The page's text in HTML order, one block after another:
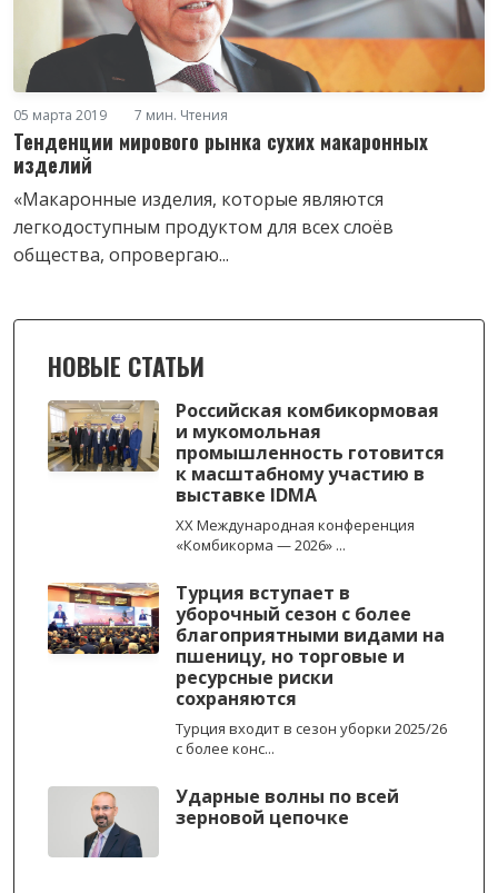
05 марта 2019 7 мин. Чтения
Тенденции мирового рынка сухих макаронных
изделий
«Макаронные изделия, которые являются
легкодоступным продуктом для всех слоёв
общества, опровергаю...
НОВЫЕ СТАТЬИ
Российская комбикормовая
и мукомольная
промышленность готовится
к масштабному участию в
выставке IDMA
XX Международная конференция
«Комбикорма — 2026» ...
Турция вступает в
уборочный сезон с более
благоприятными видами на
пшеницу, но торговые и
ресурсные риски
сохраняются
Турция входит в сезон уборки 2025/26
с более конс...
Ударные волны по всей
зерновой цепочке